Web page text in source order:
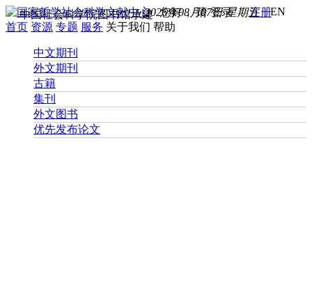
您好， 请登录 注册EN
2026年08月07日 星期五
中国社会科学院图书馆承建
首页 资源 专题 服务 关于我们 帮助
中文期刊
外文期刊
古籍
集刊
外文图书
优先发布论文